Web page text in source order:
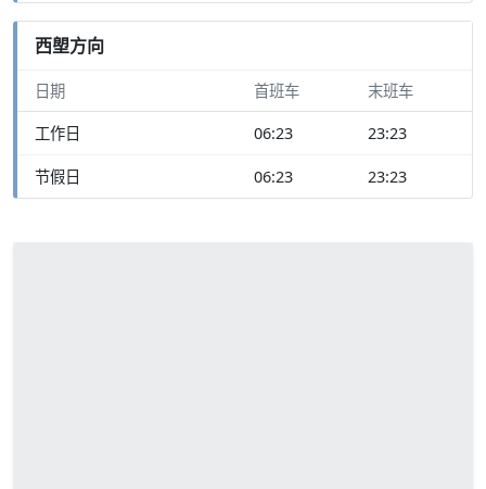
西塱方向
日期 首班车 末班车
工作日 06:23 23:23
节假日 06:23 23:23